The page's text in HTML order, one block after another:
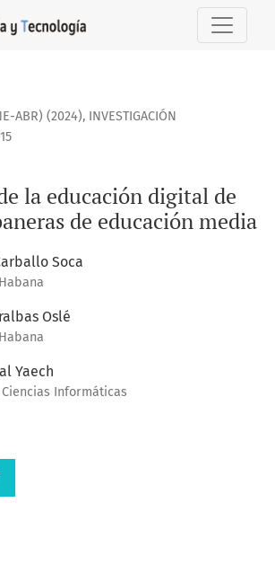
educación digital de familias habaneras
ABR) (2024), INVESTIGACIÓN
la educación digital de
de educación media
Soca
Oslé
Yaech
Informáticas